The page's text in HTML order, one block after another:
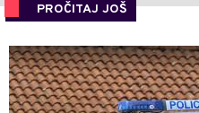
PROČITAJ JOŠ